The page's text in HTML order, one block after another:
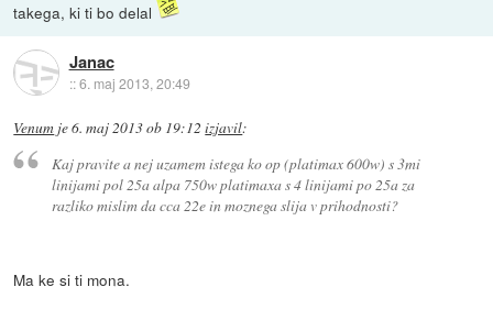
takega, ki ti bo delal
Janac
::6. maj 2013, 20:49
Venum je6. maj 2013 ob 19:12 izjavil:
Kaj pravite a nej uzamem istega ko op (platimax 600w) s 3mi
linijami pol 25a alpa 750w platimaxa s 4 linijami po 25a za
razliko mislim da cca 22e in moznega slija v prihodnosti?
Ma ke si ti mona.